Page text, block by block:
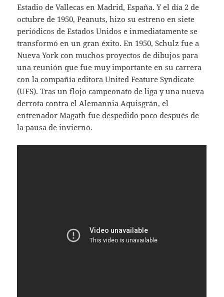
Estadio de Vallecas en Madrid, España. Y el día 2 de
octubre de 1950, Peanuts, hizo su estreno en siete
periódicos de Estados Unidos e inmediatamente se
transformó en un gran éxito. En 1950, Schulz fue a
Nueva York con muchos proyectos de dibujos para
una reunión que fue muy importante en su carrera
con la compañía editora United Feature Syndicate
(UFS). Tras un flojo campeonato de liga y una nueva
derrota contra el Alemannia Aquisgrán, el
entrenador Magath fue despedido poco después de
la pausa de invierno.